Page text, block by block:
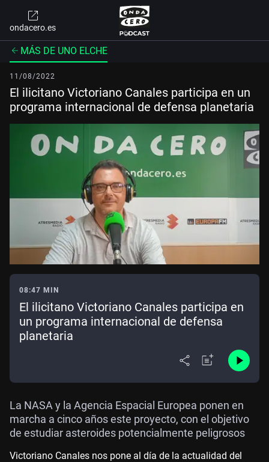
ondacero.es
MÁS DE UNO ELCHE
11/08/2022
El ilicitano Victoriano Canales participa en un
programa internacional de defensa planetaria
08:47 MIN
El ilicitano Victoriano Canales participa en
un programa internacional de defensa
planetaria
La NASA y la Agencia Espacial Europea ponen en
marcha a cinco años este proyecto, con el objetivo
de estudiar asteroides potencialmente peligrosos
Victoriano Canales nos pone al día de la actualidad del